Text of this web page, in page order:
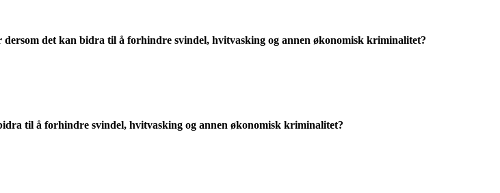
det kan bidra til å forhindre svindel, hvitvasking og annen økonomisk kriminalitet?
til å forhindre svindel, hvitvasking og annen økonomisk kriminalitet?